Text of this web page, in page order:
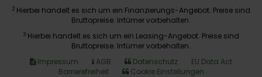
2 Hierbei handelt es sich um ein Finanzierungs-Angebot. Preise sind
Bruttopreise. Irrtümer vorbehalten.
3 Hierbei handelt es sich um ein Leasing-Angebot. Preise sind
Bruttopreise. Irrtümer vorbehalten.
Impressum
AGB Datenschutz
EU Data Act
Barrierefreiheit
Cookie Einstellungen